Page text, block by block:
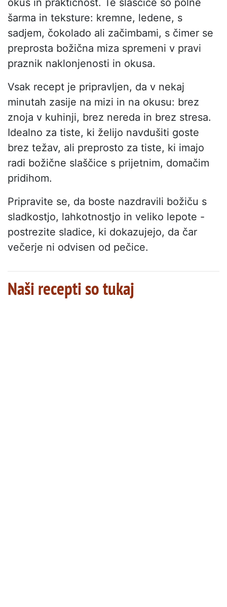
okus in praktičnost. Te slaščice so polne
šarma in teksture: kremne, ledene, s
sadjem, čokolado ali začimbami, s čimer se
preprosta božična miza spremeni v pravi
praznik naklonjenosti in okusa.
Vsak recept je pripravljen, da v nekaj
minutah zasije na mizi in na okusu: brez
znoja v kuhinji, brez nereda in brez stresa.
Idealno za tiste, ki želijo navdušiti goste
brez težav, ali preprosto za tiste, ki imajo
radi božične slaščice s prijetnim, domačim
pridihom.
Pripravite se, da boste nazdravili božiču s
sladkostjo, lahkotnostjo in veliko lepote -
postrezite sladice, ki dokazujejo, da čar
večerje ni odvisen od pečice.
Naši recepti so tukaj